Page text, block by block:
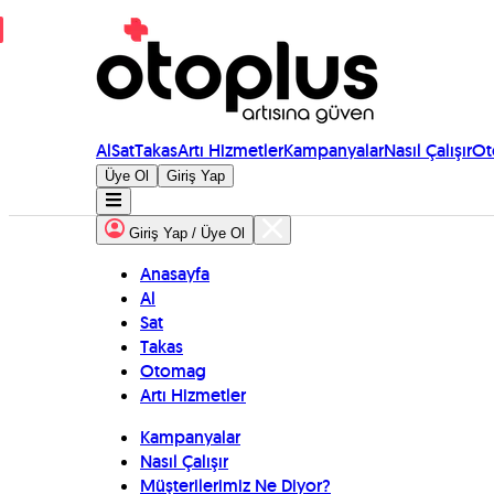
AlSatTakasArtı HizmetlerKampanyalarNasıl Çalışır
Üye Ol Giriş Yap
Giriş Yap / Üye Ol
Anasayfa
Al
Sat
Takas
Otomag
Artı Hizmetler
Kampanyalar
Nasıl Çalışır
Müşterilerimiz Ne Diyor?